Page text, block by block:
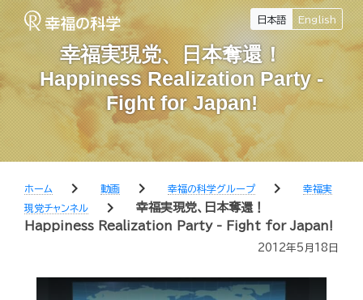
日本語 English
幸福実現党、日本奪還！
Happiness Realization Party -
Fight for Japan!
ホーム chevron_right 動画 chevron_right 幸福の科学グループ chevron_right
幸福実
現党チャンネル
chevron_right
幸福実現党、日本奪還！
Happiness Realization Party - Fight for Japan!
2012年5月18日